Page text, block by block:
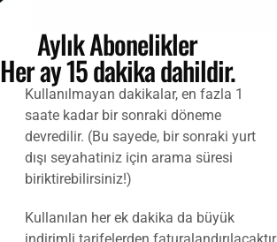
Aylık Abonelikler
Her ay 15 dakika dahildir.
Kullanılmayan dakikalar, en fazla 1
saate kadar bir sonraki döneme
devredilir. (Bu sayede, bir sonraki yurt
dışı seyahatiniz için arama süresi
biriktirebilirsiniz!)
Kullanılan her ek dakika da büyük